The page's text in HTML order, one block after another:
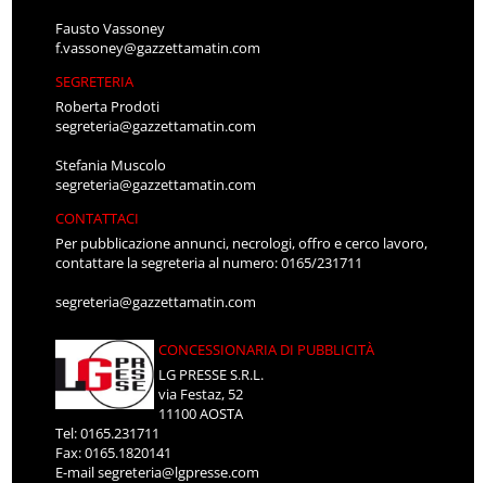
Fausto Vassoney
f.vassoney@gazzettamatin.com
SEGRETERIA
Roberta Prodoti
segreteria@gazzettamatin.com
Stefania Muscolo
segreteria@gazzettamatin.com
CONTATTACI
Per pubblicazione annunci, necrologi, offro e cerco lavoro,
contattare la segreteria al numero: 0165/231711
segreteria@gazzettamatin.com
CONCESSIONARIA DI PUBBLICITÀ
LG PRESSE S.R.L.
via Festaz, 52
11100 AOSTA
Tel: 0165.231711
Fax: 0165.1820141
E-mailsegreteria@lgpresse.com